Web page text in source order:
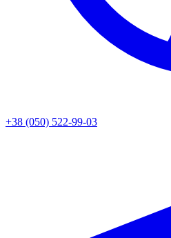
+38 (050) 522-99-03